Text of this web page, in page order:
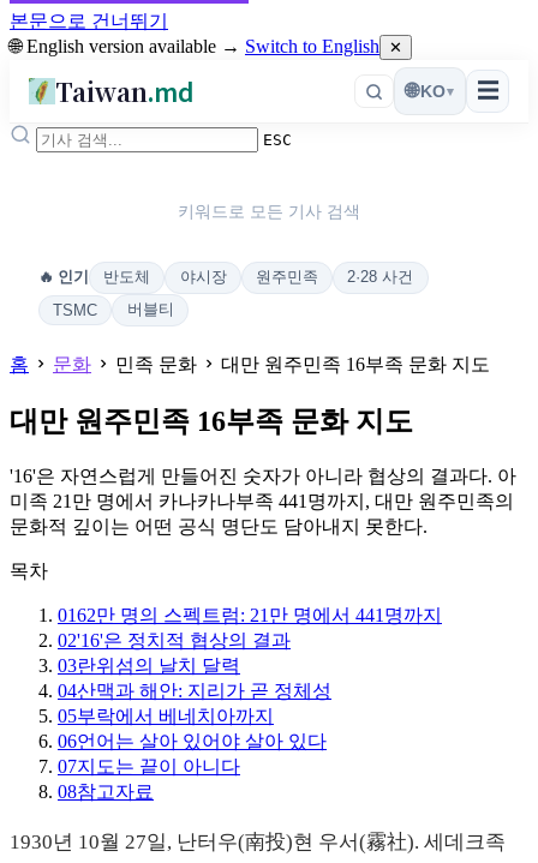
본문으로 건너뛰기
🌐 English version available → Switch to English ✕
Taiwan.md ☰
🌐KO▾
ESC
키워드로 모든 기사 검색
🔥 인기 반도체 야시장 원주민족
2·28 사건
TSMC
버블티
홈 문화 민족 문화 대만 원주민족 16부족 문화 지도
대만 원주민족 16부족 문화 지도
'16'은 자연스럽게 만들어진 숫자가 아니라 협상의 결과다. 아
미족 21만 명에서 카나카나부족 441명까지, 대만 원주민족의
문화적 깊이는 어떤 공식 명단도 담아내지 못한다.
목차
0162만 명의 스펙트럼: 21만 명에서 441명까지
02'16'은 정치적 협상의 결과
03란위섬의 날치 달력
04산맥과 해안: 지리가 곧 정체성
05부락에서 베네치아까지
06언어는 살아 있어야 살아 있다
07지도는 끝이 아니다
08참고자료
1930년 10월 27일, 난터우(南投)현 우서(霧社). 세데크족